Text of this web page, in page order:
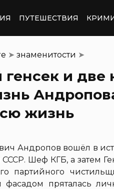
ПУТЕШЕСТВИЯ
➤ знаменитости ➤
и две
жизнь
Андропов вошёл в
Шеф КГБ, а затем
партийного
фасадом пряталась